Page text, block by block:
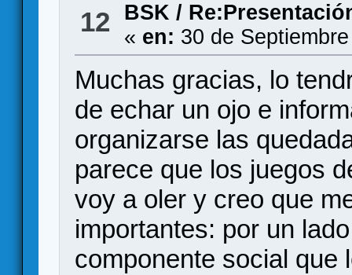
12 BSK /
« en: 30 de
Muchas gracias, lo
de echar un ojo e
organizarse las
parece que los juegos
voy a oler y creo que
importantes: por un
componente social que